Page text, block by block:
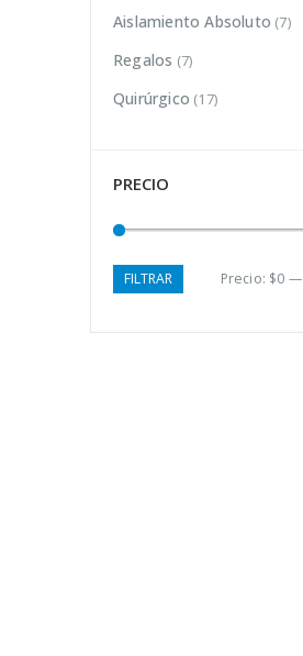
Aislamiento Absoluto (7)
Regalos (7)
Quirúrgico (17)
PRECIO
FILTRAR Precio: $0 —